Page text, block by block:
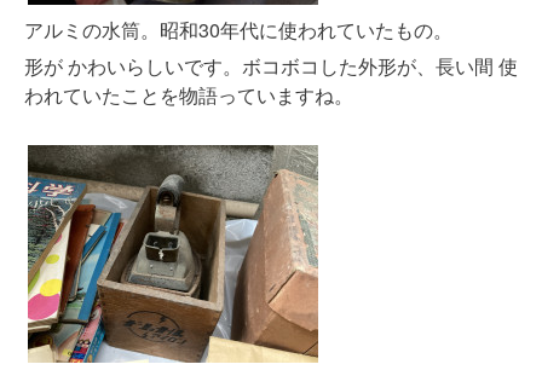
アルミの水筒。昭和30年代に使われていたもの。
形が かわいらしいです。ボコボコした外形が、長い間 使
われていたことを物語っていますね。